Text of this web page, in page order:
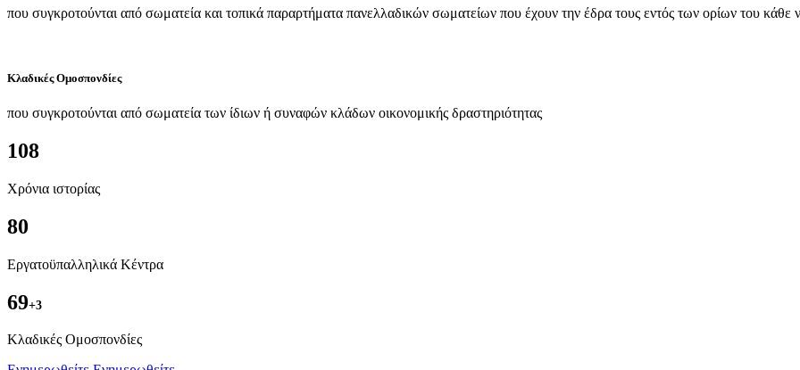
που συγκροτούνται από σωματεία και τοπικά παραρτήματα πανελλαδικών σωματείων που έχουν την έδρα τους εντός των ορίων του κάθε
Κλαδικές Ομοσπονδίες
που συγκροτούνται από σωματεία των ίδιων ή συναφών κλάδων οικονομικής δραστηριότητας
108
Χρόνια ιστορίας
80
Εργατοϋπαλληλικά Κέντρα
69+3
Kλαδικές Ομοσπονδίες